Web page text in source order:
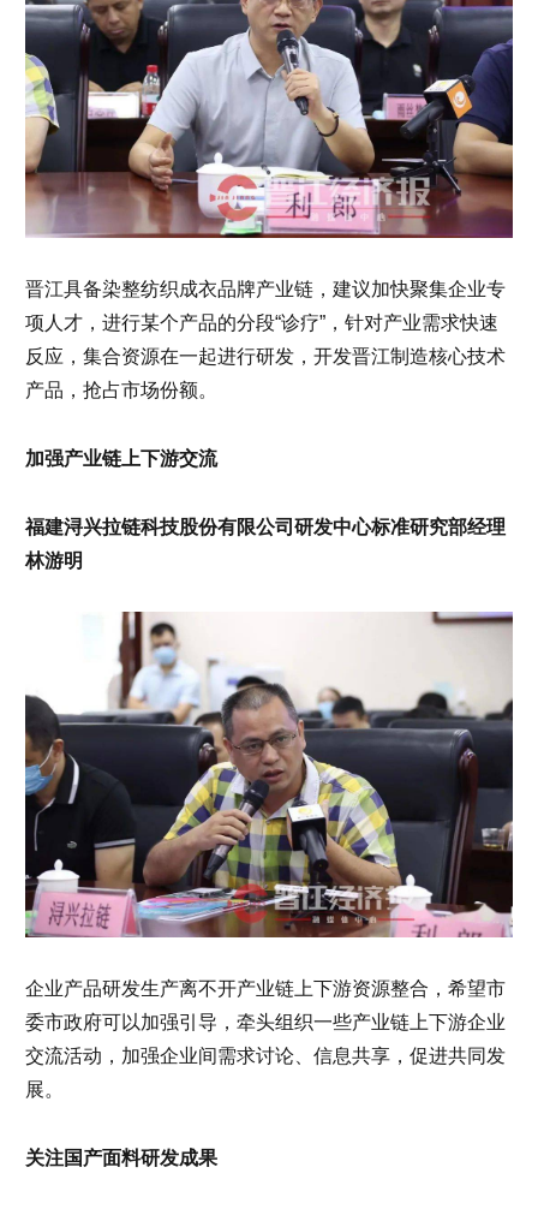
晋江具备染整纺织成衣品牌产业链，建议加快聚集企业专
项人才，进行某个产品的分段“诊疗”，针对产业需求快速
反应，集合资源在一起进行研发，开发晋江制造核心技术
产品，抢占市场份额。
加强产业链上下游交流
福建浔兴拉链科技股份有限公司研发中心标准研究部经理
林游明
企业产品研发生产离不开产业链上下游资源整合，希望市
委市政府可以加强引导，牵头组织一些产业链上下游企业
交流活动，加强企业间需求讨论、信息共享，促进共同发
展。
关注国产面料研发成果